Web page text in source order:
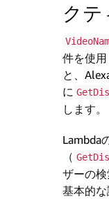
クテ
件を使
と、
に
します。
Lambda
（
ザーの
基本的